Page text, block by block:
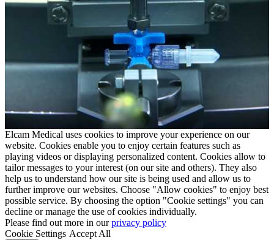
Elcam Medical uses cookies to improve your experience on our
website. Cookies enable you to enjoy certain features such as
playing videos or displaying personalized content. Cookies allow to
tailor messages to your interest (on our site and others). They also
help us to understand how our site is being used and allow us to
further improve our websites. Choose "Allow cookies" to enjoy best
possible service. By choosing the option "Cookie settings" you can
decline or manage the use of cookies individually.
Please find out more in ourprivacy policy
Cookie Settings Accept All